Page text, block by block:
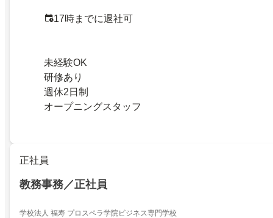
17時までに退社可
未経験OK
研修あり
週休2日制
オープニングスタッフ
正社員
教務事務／正社員
学校法人 福寿 プロスペラ学院ビジネス専門学校